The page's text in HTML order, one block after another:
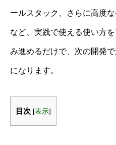
ールスタック、さらに高度
など、実践で使える使い方
み進めるだけで、次の開発
になります。
目次 [表示]